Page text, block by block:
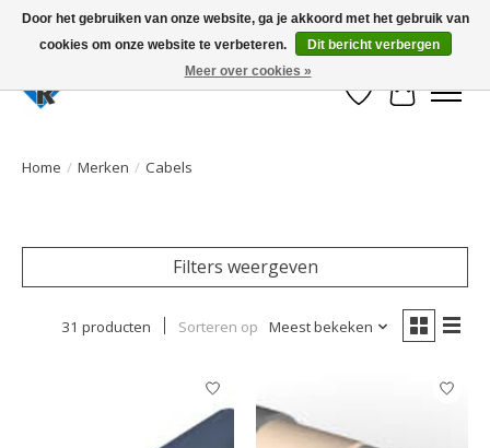
Large selection of products and fast shipping!
Verlanglijst
Home / Merken / Cabels
Filters weergeven
31 producten Sorteren op Meest bekeken
Door het gebruiken van onze website, ga je akkoord met het gebruik van
cookies om onze website te verbeteren.
Dit bericht verbergen
Meer over cookies »